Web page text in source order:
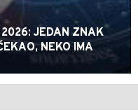
JEDAN ZNAK
NEKO IMA